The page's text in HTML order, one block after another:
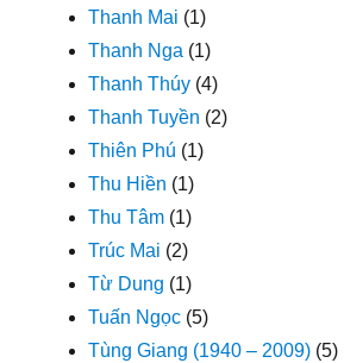
Thanh Mai (1)
Thanh Nga (1)
Thanh Thúy (4)
Thanh Tuyền (2)
Thiên Phú (1)
Thu Hiền (1)
Thu Tâm (1)
Trúc Mai (2)
Từ Dung (1)
Tuấn Ngọc (5)
Tùng Giang (1940 – 2009) (5)